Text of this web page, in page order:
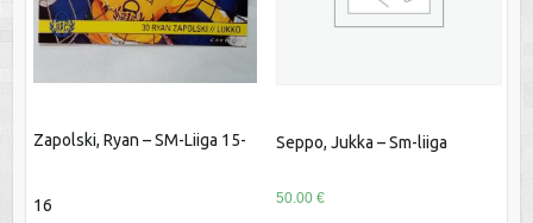
Zapolski, Ryan – SM-Liiga 15-
16
Seppo, Jukka – Sm-liiga
50.00 €